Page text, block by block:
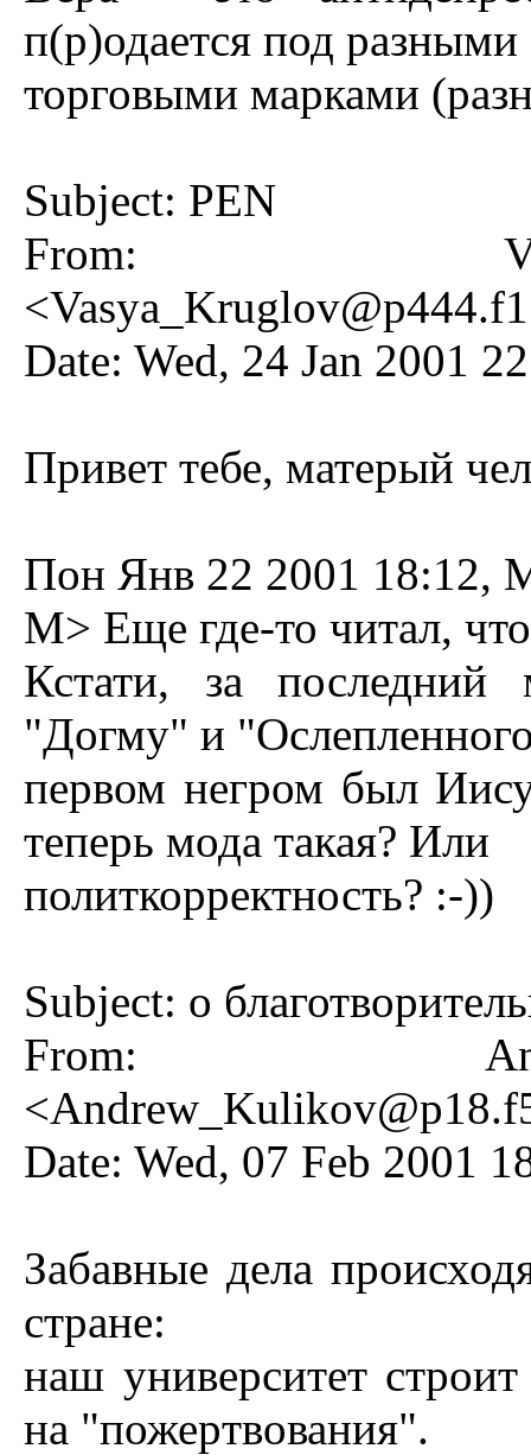
п(р)одается под разными
торговыми марками
Subject: PEN
From:
<
Date: Wed, 24 Jan 2001
Привет тебе, матерый
Пон Янв 22 2001 18:12,
M> Еще где-то читал,
Кстати, за
"Догму" и
первом негром был
теперь мода такая? Или
политкорректность? :-))
Subject: о
From:
<
Date: Wed, 07 Feb 2001
Забавные дела
стpане:
наш yнивеpситет
на "пожеpтвования".